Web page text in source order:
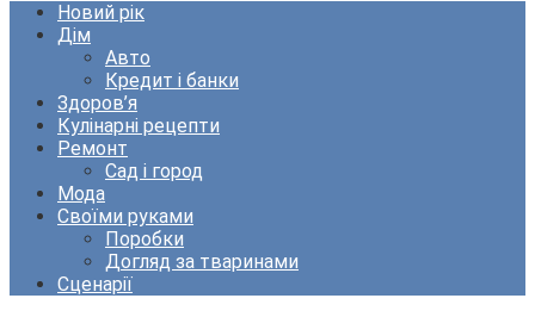
Новий рік
Дім
Авто
Кредит і банки
Здоров’я
Кулінарні рецепти
Ремонт
Сад і город
Мода
Своїми руками
Поробки
Догляд за тваринами
Сценарії